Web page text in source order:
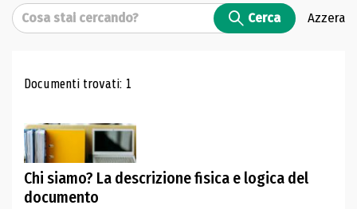
Cerca Cerca Azzera
Risultati di ricerca
Documenti trovati: 1
Chi siamo? La descrizione fisica e logica del
documento